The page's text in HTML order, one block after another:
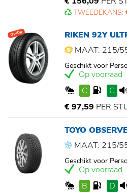
TWEEDEKANS:
Op=Op
RIKEN 92Y
MAAT: 215/
Geschikt voor
Op voorraad
C
C
€ 97,59 PER
TOYO
MAAT: 215/
Geschikt voor
Op voorraad
B
D